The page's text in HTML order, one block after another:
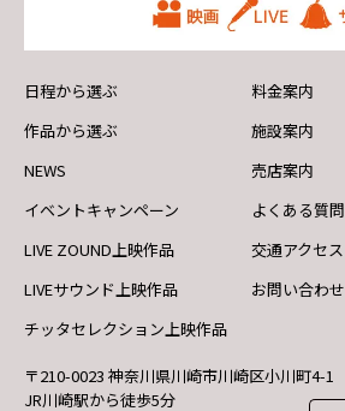
〒210-0023 神奈川県川崎市川崎区小川町4-1
JR川崎駅から徒歩5分
日程から選ぶ
作品から選ぶ
NEWS
イベントキャンペーン
LIVE ZOUND上映作品
LIVEサウンド上映作品
チッタセレクション上映作品
料金案内
施設案内
売店案内
よくある質問
交通アクセス
お問い合わせ